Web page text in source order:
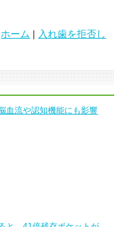
ホーム | 入れ歯を拒否し
血流や認知機能にも影響